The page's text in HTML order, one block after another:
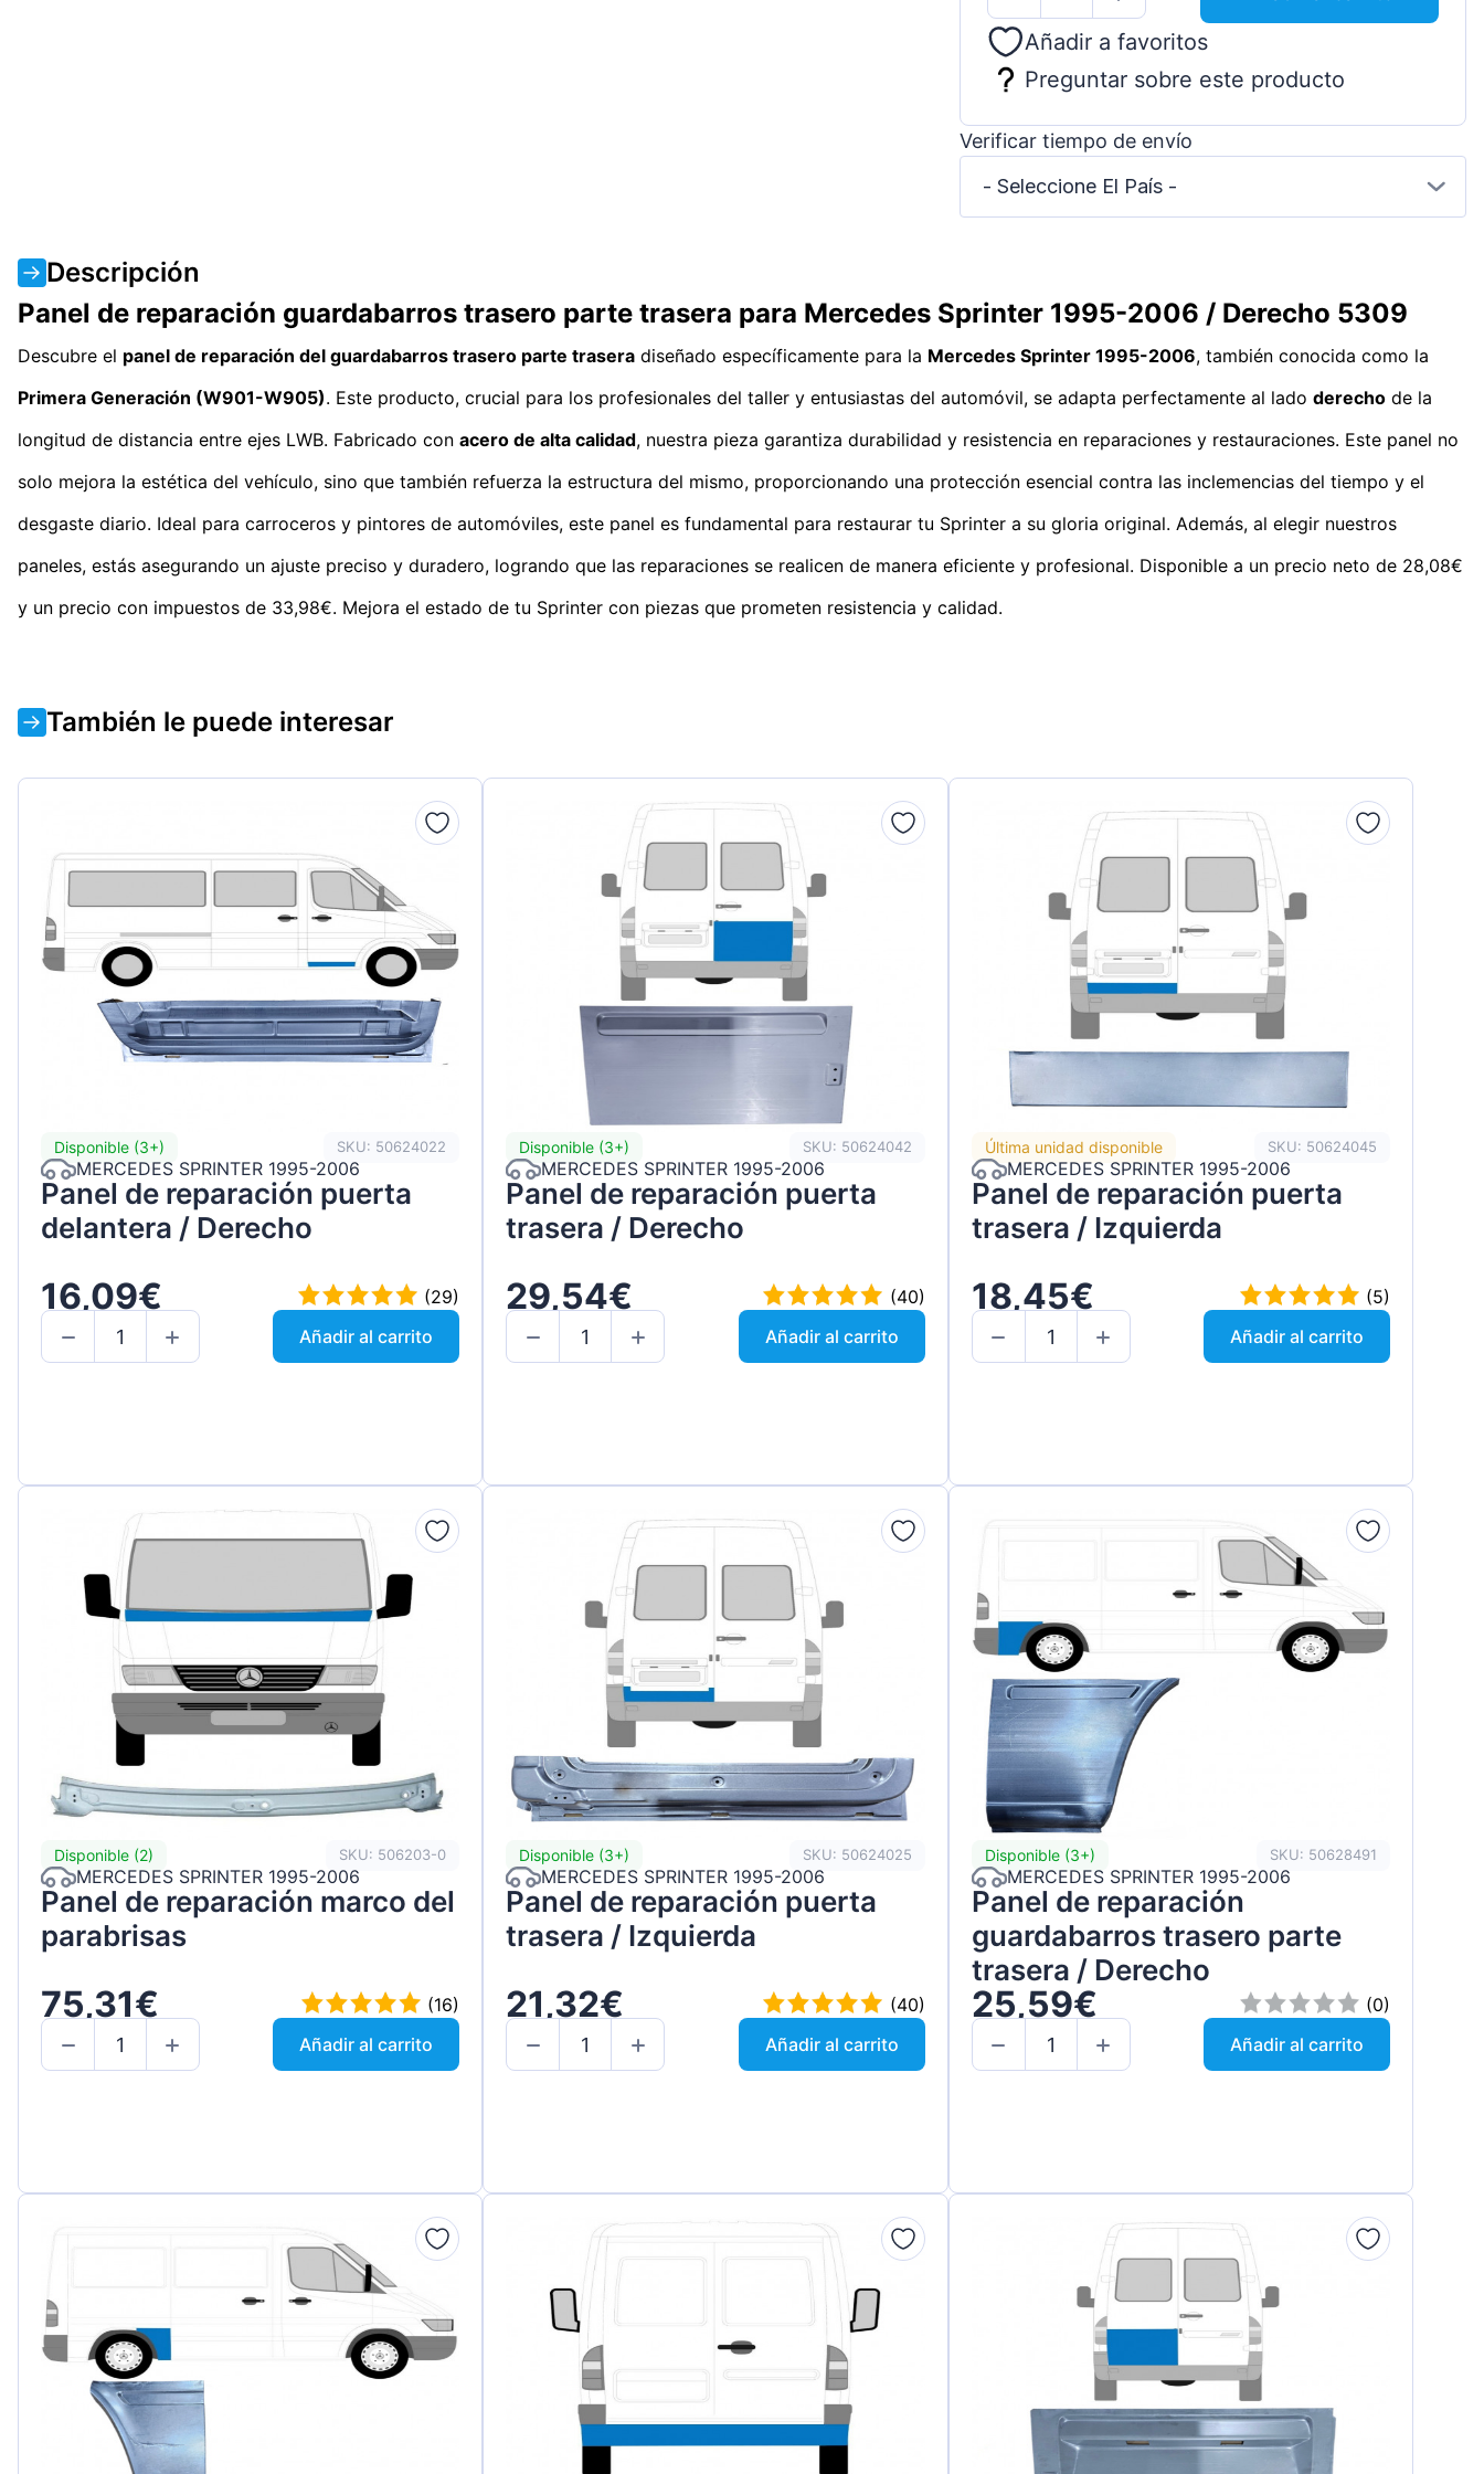
Añadir a favoritos
Preguntar sobre este producto
Verificar tiempo de envío
- Seleccione El País -
Descripción
Panel de reparación guardabarros trasero parte trasera para Mercedes Sprinter 1995-2006 / Derecho 5309
Descubre el panel de reparación del guardabarros trasero parte trasera diseñado específicamente para la Mercedes Sprinter 1995-2006, también conocida como la
Primera Generación (W901-W905). Este producto, crucial para los profesionales del taller y entusiastas del automóvil, se adapta perfectamente al lado derecho de la
longitud de distancia entre ejes LWB. Fabricado con acero de alta calidad, nuestra pieza garantiza durabilidad y resistencia en reparaciones y restauraciones. Este panel no
solo mejora la estética del vehículo, sino que también refuerza la estructura del mismo, proporcionando una protección esencial contra las inclemencias del tiempo y el
desgaste diario. Ideal para carroceros y pintores de automóviles, este panel es fundamental para restaurar tu Sprinter a su gloria original. Además, al elegir nuestros
paneles, estás asegurando un ajuste preciso y duradero, logrando que las reparaciones se realicen de manera eficiente y profesional. Disponible a un precio neto de 28,08€
y un precio con impuestos de 33,98€. Mejora el estado de tu Sprinter con piezas que prometen resistencia y calidad.
También le puede interesar
Disponible (3+) SKU: 50624022
MERCEDES SPRINTER 1995-2006
Panel de reparación puerta
delantera / Derecho
16,09€
(29)
Añadir al carrito
Disponible (3+) SKU: 50624042
MERCEDES SPRINTER 1995-2006
Panel de reparación puerta
trasera / Derecho
29,54€
(40)
Añadir al carrito
Última unidad disponible SKU: 50624045
MERCEDES SPRINTER 1995-2006
Panel de reparación puerta
trasera / Izquierda
18,45€
(5)
Añadir al carrito
Disponible (2) SKU: 506203-0
MERCEDES SPRINTER 1995-2006
Panel de reparación marco del
parabrisas
75,31€
(16)
Añadir al carrito
Disponible (3+) SKU: 50624025
MERCEDES SPRINTER 1995-2006
Panel de reparación puerta
trasera / Izquierda
21,32€
(40)
Añadir al carrito
Disponible (3+) SKU: 50628491
MERCEDES SPRINTER 1995-2006
Panel de reparación
guardabarros trasero parte
trasera / Derecho
25,59€
(0)
Añadir al carrito